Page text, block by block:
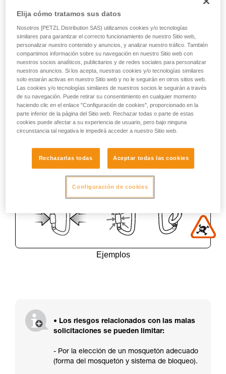
Ejemplos
• Los riesgos relacionados con las malas
solicitaciones se pueden limitar:
- Por la elección de un mosquetón adecuado
(forma del mosquetón y sistema de bloqueo).
Elija cómo tratamos sus datos
Nosotros [PETZL Distribution SAS) utilizamos cookies y/o tecnologías
similares para garantizar el correcto funcionamiento de nuestro Sitio web,
personalizar nuestro contenido y anuncios, y analizar nuestro tráfico. También
compartimos información sobre su navegación en nuestro Sitio web con
nuestros socios analíticos, publicitarios y de redes sociales para personalizar
nuestros anuncios. Si los acepta, nuestras cookies y/o tecnologías similares
solo estarán activas en nuestro Sitio web y no le seguirán en otros sitios web.
Las cookies y/o tecnologías similares de nuestros socios le seguirán a través
de su navegación. Puede retirar su consentimiento en cualquier momento
haciendo clic en el enlace "Configuración de cookies", proporcionado en la
parte inferior de la página del Sitio web. Rechazar todas o parte de estas
cookies puede afectar a su experiencia de usuario, pero bajo ninguna
circunstancia tal negativa le impedirá acceder a nuestro Sitio web.
Rechazarlas todas Aceptar todas las cookies
Configuración de cookies